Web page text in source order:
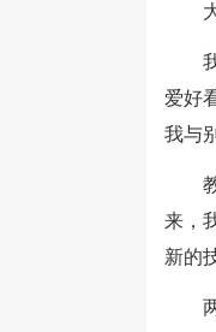
大
我
爱好
我与
教
来，
新的
两